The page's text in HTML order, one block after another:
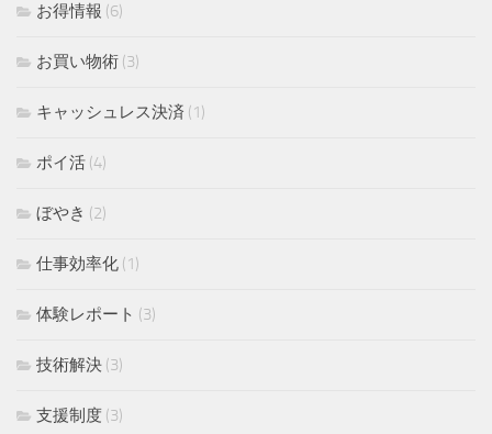
お得情報 (6)
お買い物術 (3)
キャッシュレス決済 (1)
ポイ活 (4)
ぼやき (2)
仕事効率化 (1)
体験レポート (3)
技術解決 (3)
支援制度 (3)